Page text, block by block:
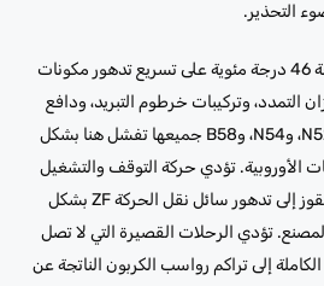
التحذير.
تعمل الحرارة المستمرة البالغة 46 درجة مئوية على تسريع تدهور مكونات
التمدد، وتركيبات خرطوم التبريد، ودافع
مضخة المياه في المحركات N52، وN54، وB58 جميعها تفشل هنا بشكل
الأوروبية. تؤدي حركة التوقف والتشغيل
في منطقة الخليج التجاري والقوز إلى تدهور سائل نقل الحركة ZF بشكل
تؤدي الرحلات القصيرة التي لا تصل
إلى تراكم رواسب الكربون الناتجة عن